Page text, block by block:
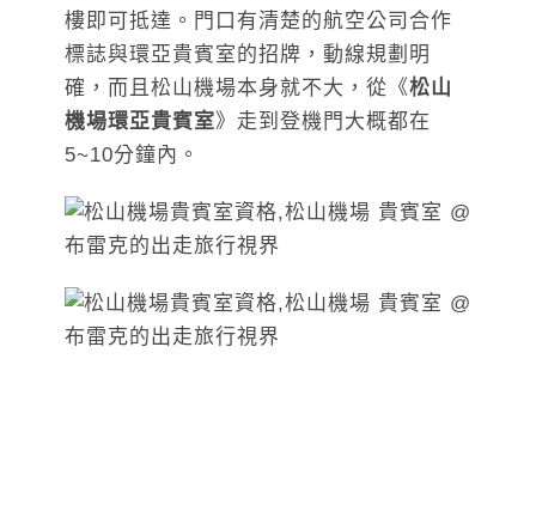
樓即可抵達。門口有清楚的航空公司合作
標誌與環亞貴賓室的招牌，動線規劃明
確，而且松山機場本身就不大，從《松山
機場環亞貴賓室》走到登機門大概都在
5~10分鐘內。